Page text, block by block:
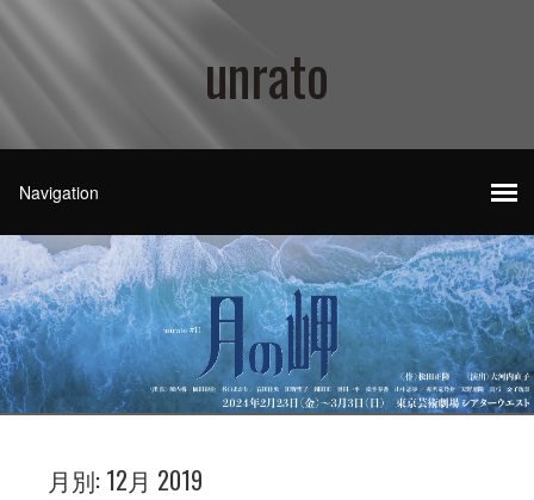
unrato
月別: 12月 2019